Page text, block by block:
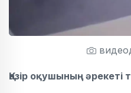
Қазір оқушының әрекеті